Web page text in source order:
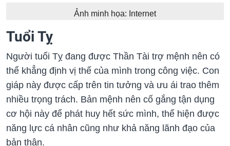
Ảnh minh họa: Internet
Tuổi Tỵ
Người tuổi Tỵ đang được Thần Tài trợ mệnh nên có
thể khẳng định vị thế của mình trong công việc. Con
giáp này được cấp trên tin tưởng và ưu ái trao thêm
nhiều trọng trách. Bản mệnh nên cố gắng tận dụng
cơ hội này để phát huy hết sức mình, thể hiện được
năng lực cá nhân cũng như khả năng lãnh đạo của
bản thân.